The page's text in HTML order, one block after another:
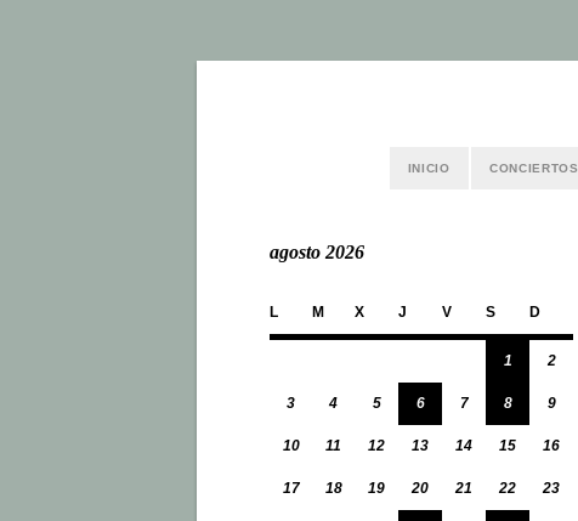
INICIO CONCIERTOS
agosto 2026
L M X J V S D
1 2
3 4 5 6 7 8 9
10 11 12 13 14 15 16
17 18 19 20 21 22 23